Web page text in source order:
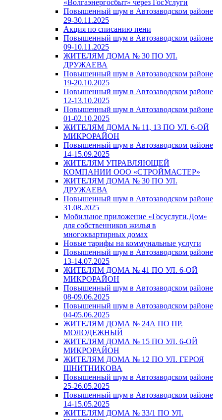
«Волгаэнергосбыт» через ГосУслуги
Повышенный шум в Автозаводском районе
29-30.11.2025
Акция по списанию пени
Повышенный шум в Автозаводском районе
09-10.11.2025
ЖИТЕЛЯМ ДОМА № 30 ПО УЛ.
ДРУЖАЕВА
Повышенный шум в Автозаводском районе
19-20.10.2025
Повышенный шум в Автозаводском районе
12-13.10.2025
Повышенный шум в Автозаводском районе
01-02.10.2025
ЖИТЕЛЯМ ДОМА № 11, 13 ПО УЛ. 6-ОЙ
МИКРОРАЙОН
Повышенный шум в Автозаводском районе
14-15.09.2025
ЖИТЕЛЯМ УПРАВЛЯЮЩЕЙ
КОМПАНИИ ООО «СТРОЙМАСТЕР»
ЖИТЕЛЯМ ДОМА № 30 ПО УЛ.
ДРУЖАЕВА
Повышенный шум в Автозаводском районе
31.08.2025
Мобильное приложение «Госуслуги.Дом»
для собственников жилья в
многоквартирных домах
Новые тарифы на коммунальные услуги
Повышенный шум в Автозаводском районе
13-14.07.2025
ЖИТЕЛЯМ ДОМА № 41 ПО УЛ. 6-ОЙ
МИКРОРАЙОН
Повышенный шум в Автозаводском районе
08-09.06.2025
Повышенный шум в Автозаводском районе
04-05.06.2025
ЖИТЕЛЯМ ДОМА № 24А ПО ПР.
МОЛОДЕЖНЫЙ
ЖИТЕЛЯМ ДОМА № 15 ПО УЛ. 6-ОЙ
МИКРОРАЙОН
ЖИТЕЛЯМ ДОМА № 12 ПО УЛ. ГЕРОЯ
ШНИТНИКОВА
Повышенный шум в Автозаводском районе
25-26.05.2025
Повышенный шум в Автозаводском районе
14-15.05.2025
ЖИТЕЛЯМ ДОМА № 33/1 ПО УЛ.